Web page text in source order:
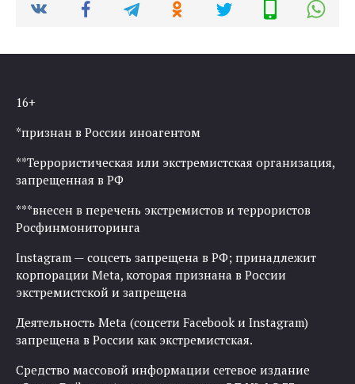
16+
*признан в России иноагентом
**Террористическая или экстремистская организация,
запрещенная в РФ
***внесен в перечень экстремистов и террористов
Росфинмониторинга
Instagram — соцсеть запрещена в РФ; принадлежит
корпорации Meta, которая признана в России
экстремистской и запрещена
Деятельность Meta (соцсети Facebook и Instagram)
запрещена в России как экстремистская.
Средство массовой информации сетевое издание